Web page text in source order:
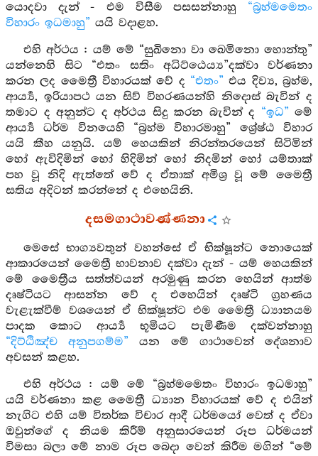
යොදවා දැන් - එම විසීම පසසන්නාහු “බ්‍රහ්මමෙතං
විහාරං ඉධමාහු” යයි වදාළහ.
එහි අර්ථය : යම් මේ “සුඛිනො වා ඛෙමිනො හොන්තු”
යන්නෙහි සිට “එතං සතිං අධිට්ඨෙය්‍ය”දක්වා වර්ණනා
කරන ලද මෛත්‍රී විහාරයක් වේ ද “එතං” එය දිව්‍ය, බ්‍රහ්ම,
ආර්‍ය්‍ය, ඉරියාපථ යන සිව් විහරණයන්හි නිදොස් බැවින් ද
තමාට ද අනුන්ට ද අර්ථය සිදු කරන බැවින් ද “ඉධ” මේ
ආර්‍ය්‍ය ධර්ම විනයෙහි “බ්‍රහ්ම විහාරමාහු” ශ්‍රේෂ්ඨ විහාර
යයි කීහ යනුයි. යම් හෙයකින් නිරන්තරයෙන් සිටිමින්
හෝ ඇවිදිමින් හෝ හිදිමින් හෝ නිදමින් හෝ යම්තාක්
පහ වූ නිදි ඇත්තේ වේ ද ඒතාක් අමිශ්‍ර වූ මේ මෛත්‍රී
සතිය අදිටන් කරන්නේ ද එහෙයිනි.
දසමගාථාවණ්ණනා
මෙසේ භාග්‍යවතුන් වහන්සේ ඒ භික්ෂූන්ට නොයෙක්
ආකාරයෙන් මෛත්‍රී භාවනාව දක්වා දැන් - යම් හෙයකින්
මේ මෛත්‍රීය සත්ත්වයන් අරමුණු කරන හෙයින් ආත්ම
දෘෂ්ටියට ආසන්න වේ ද එහෙයින් දෘෂ්ටි ග්‍රහණය
වැළැක්වීම් වශයෙන් ඒ භික්ෂූන්ට එම මෛත්‍රී ධ්‍යානයම
පාදක කොට ආර්‍ය්‍ය භූමියට පැමිණීම දක්වන්නාහු
“දිට්ඨිඤ්ච අනුපගම්ම” යන මේ ගාථාවෙන් දේශනාව
අවසන් කළහ.
එහි අර්ථය : යම් මේ “බ්‍රහ්මමෙතං විහාරං ඉධමාහු”
යයි වර්ණනා කළ මෛත්‍රී ධ්‍යාන විහාරයක් වේ ද එයින්
නැගිට එහි යම් විතර්ක විචාර ආදී ධර්මයෝ වෙත් ද ඒවා
ඔවුන්ගේ ද නියම කිරීම් අනුසාරයෙන් රූප ධර්මයන්
විමසා බලා මේ නාම රූප බෙදා වෙන් කිරීම මගින් “මේ